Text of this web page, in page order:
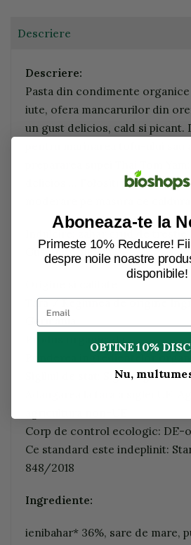
Descriere
Descriere:
Pasta din condimente
iute, ofera mancarurilor din
un gust delicios, cald si picant.
delicios ... Folositi pasta de
Gust: iute, picant
Tara / Regiunea de origine
Germania
Sigiliul de stat: Sigla organica a
Corp de control ecologic: DE-
Ce standard este indeplinit:
848/2018
Ingrediente:
ienibahar* 36%, sare de mare,
Aboneaza-te la
Primeste 10% Reducere!
despre noile noastre
disponibile!
OBTINE 10%
Nu,